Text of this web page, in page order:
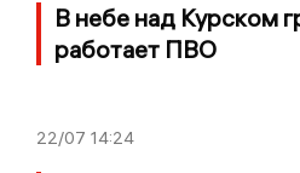
В небе над Курском
работает ПВО
22/07 14:24